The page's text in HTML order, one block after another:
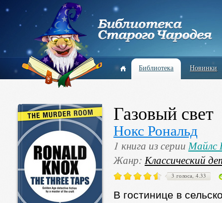
Библиотека Новинки
Газовый свет
Нокс Рональд
1 книга из серииМайлс
Жанр:Классический
3 голоса, 4.33
В гостинице в